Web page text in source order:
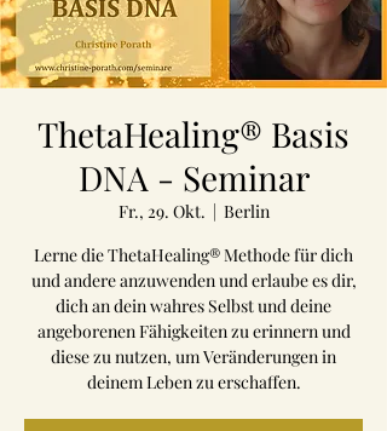
ThetaHealing® Basis
DNA - Seminar
Fr., 29. Okt.
  |
Berlin
Lerne die ThetaHealing® Methode für dich
und andere anzuwenden und erlaube es dir,
dich an dein wahres Selbst und deine
angeborenen Fähigkeiten zu erinnern und
diese zu nutzen, um Veränderungen in
deinem Leben zu erschaffen.